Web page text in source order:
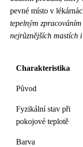
pevné místo v
tepelným
nejrůznějších mastích
Charakteristika
Původ
Fyzikální stav při
pokojové teplotě
Barva